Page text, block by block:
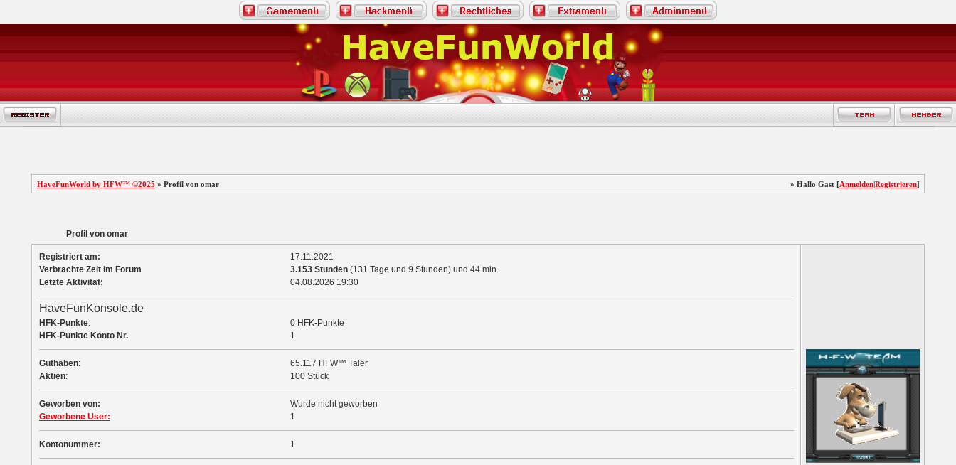
HaveFunWorld by HFW™ ©2025 » Profil von omar » Hallo Gast [Anmelden|Registrieren]
Profil von omar
Registriert am:
17.11.2021
Verbrachte Zeit im Forum
3.153 Stunden (131 Tage und 9 Stunden) und 44 min.
Letzte Aktivität:
04.08.2026 19:30
HaveFunKonsole.de
HFK-Punkte:
0 HFK-Punkte
HFK-Punkte Konto Nr.
1
Guthaben:
65.117 HFW™ Taler
Aktien: 100 Stück
Geworben von:
Wurde nicht geworben
Geworbene User:
1
Kontonummer: 1